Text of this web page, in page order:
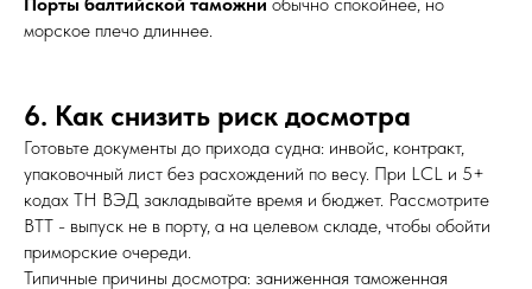
морское плечо длиннее.
6. Как снизить риск досмотра
Готовьте документы до прихода судна: инвойс, контракт,
упаковочный лист без расхождений по весу. При LCL и 5+
кодах ТН ВЭД закладывайте время и бюджет. Рассмотрите
ВТТ - выпуск не в порту, а на целевом складе, чтобы обойти
приморские очереди.
Типичные причины досмотра: заниженная таможенная